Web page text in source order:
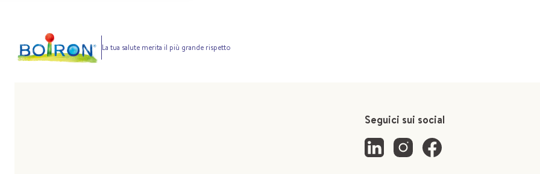
La tua salute merita il più grande rispetto
Seguici sui social